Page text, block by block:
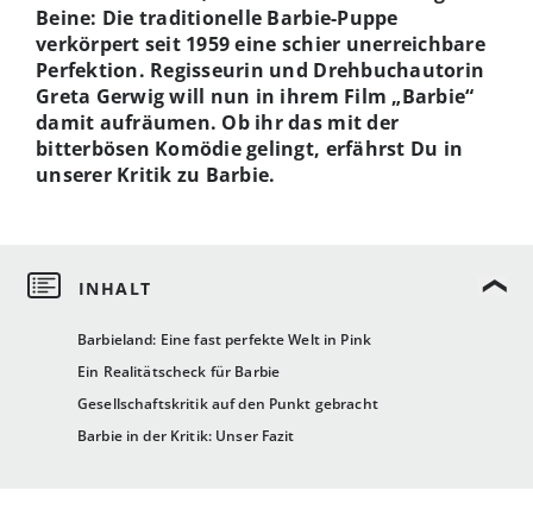
Barbieland: Eine fast perfekte Welt in Pink
Ein Realitätscheck für Barbie
Gesellschaftskritik auf den Punkt gebracht
Barbie in der Kritik: Unser Fazit
Beine: Die traditionelle Barbie-Puppe
verkörpert seit 1959 eine schier unerreichbare
Perfektion. Regisseurin und Drehbuchautorin
Greta Gerwig will nun in ihrem Film „Barbie“
damit aufräumen. Ob ihr das mit der
bitterbösen Komödie gelingt, erfährst Du in
unserer Kritik zu Barbie.